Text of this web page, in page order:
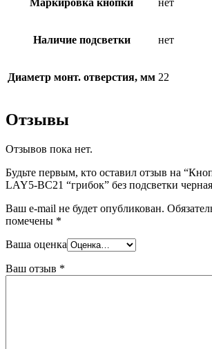
Маркировка кнопки нет
Наличие подсветки нет
Диаметр монт. отверстия, мм 22
Отзывы
Отзывов пока нет.
Будьте первым, кто оставил отзыв на
LAY5-BC21 “грибок” без подсветки
Ваш e-mail не будет опубликован.
помечены *
Ваша оценка
Ваш отзыв *